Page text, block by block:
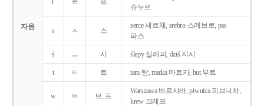
자음
r ㄹ 르
슈누르
s ㅅ 스
serce 세르체, srebro 스레브로, pas
파스
ś ㅡ 시 ślepy 실레피, dziś 지시
t ㅌ 트 tam 탐, matka 마트카, but 부트
w ㅂ 브, 프
Warszawa 바르샤바, piwnica 피브니차,
krew 크레프